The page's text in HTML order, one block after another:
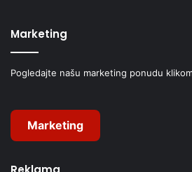
Marketing
Pogledajte našu marketing ponudu
Marketing